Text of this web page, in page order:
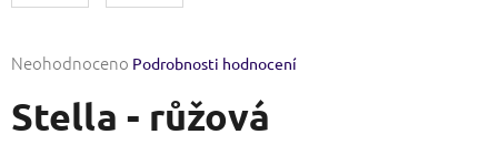
Průměrné
produktu
je
Neohodnoceno Podrobnosti hodnocení
Stella - růžová